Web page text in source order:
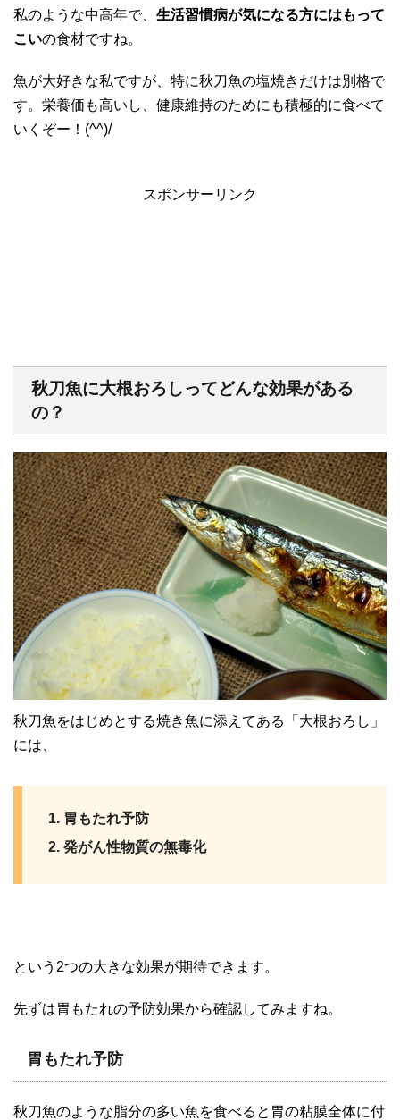
私のような中高年で、 生活習慣病が気になる方にはもって
こいの食材ですね。
魚が大好きな私ですが、特に秋刀魚の塩焼きだけは別格で
す。栄養価も高いし、健康維持のためにも積極的に食べて
いくぞー！(^^)/
スポンサーリンク
秋刀魚に大根おろしってどんな効果がある
の？
秋刀魚をはじめとする焼き魚に添えてある「大根おろし」
には、
胃もたれ予防
発がん性物質の無毒化
という2つの大きな効果が期待できます。
先ずは胃もたれの予防効果から確認してみますね。
胃もたれ予防
秋刀魚のような脂分の多い魚を食べると胃の粘膜全体に付